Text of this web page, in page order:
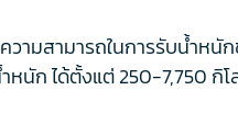
มสามารถในการรับน้ำหนั
นัก ได้ตั้งแต่ 250-7,750